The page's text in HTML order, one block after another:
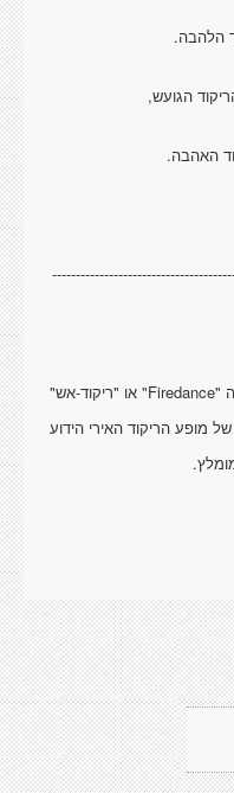
הלהבה.
הגועש,
האהבה.
נכתב בשעת האזנה לנעימה אירית ושמה "Firedance" או "ריקוד-אש"
מופע הריקוד האירי הידוע